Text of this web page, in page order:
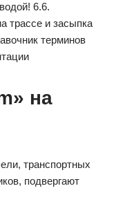
6.6.
трассе и засыпка
терминов
на
транспортных
подвергают